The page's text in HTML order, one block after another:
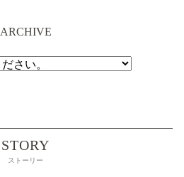
ARCHIVE
STORY
ストーリー